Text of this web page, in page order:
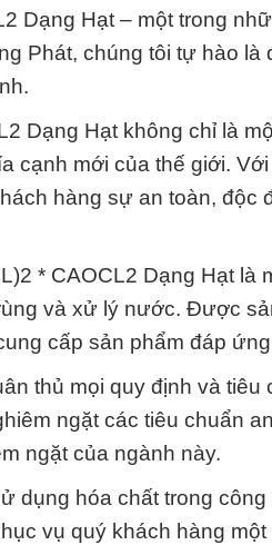
Dạng Hạt – một trong
Phát, chúng tôi tự hào
Dạng Hạt không chỉ là
cạnh mới của thế giới.
hàng sự an toàn,
* CAOCL2 Dạng Hạt
và xử lý nước. Được
cấp sản phẩm đáp
thủ mọi quy định và
ngặt các tiêu chuẩn
ngặt của ngành này.
dụng hóa chất trong
vụ quý khách hàng